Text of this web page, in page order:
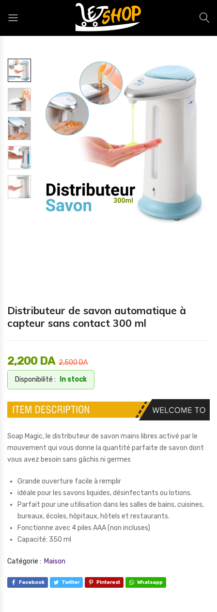
Distributeur de savon automatique à
capteur sans contact 300 ml
2,500DA
2,200 DA
Disponibilité : In stock
Soap Magic, le distributeur de savon mains libres activé par le
mouvement qui vous donne la quantité parfaite de savon dont
vous avez besoin sans gâchis ni germes
Grande ouverture facile à remplir
idéale pour les savons liquides, désinfectants ou lotions.
Parfait pour une utilisation dans les salles de bains, cuisines,
bureaux, écoles, hôpitaux, hôtels et restaurants.
Fonctionne avec 4 piles AAA (non incluses)
Capacité: 350 ml
Catégorie : Maison
Facebook Twitter Pinterest Whatsapp